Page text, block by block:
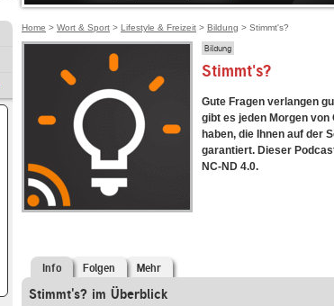
ANTENNE
Home > Wort & Sport > Lifestyle & Freizeit > Bildung > Stimmt's?
Bildung
Stimmt's?
Gute Fragen verlangen
gibt es jeden Morgen von
haben, die Ihnen auf der
garantiert. Dieser
NC-ND 4.0.
Info Folgen Mehr
Stimmt's? im Überblick